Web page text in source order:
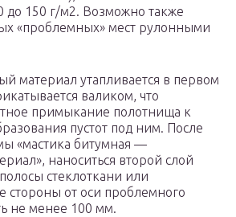
до 150 г/м2. Возможно также
«проблемных» мест рулонными
материал утапливается в первом
валиком, что
примыкание полотнища к
пустот под ним. После
«мастика битумная —
наноситься второй слой
стеклоткани или
стороны от оси проблемного
не менее 100 мм.